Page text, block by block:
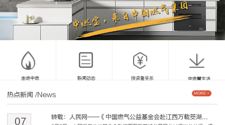
走进中燃 新闻动态 投资者关系 中燃慧生活
热点新闻 /News
转载：人民网——《中国燃气公益基金会赴江西万载茭湖...
07
MORE +